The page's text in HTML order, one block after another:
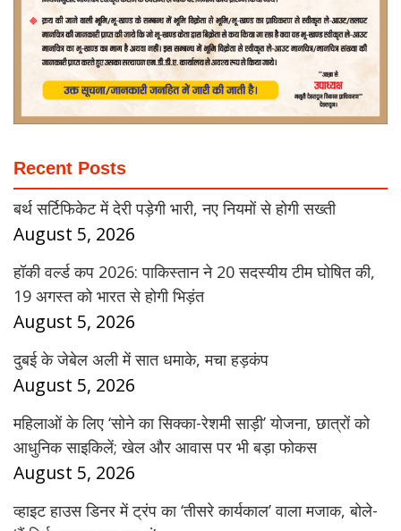
Recent Posts
बर्थ सर्टिफिकेट में देरी पड़ेगी भारी, नए नियमों से होगी सख्ती
August 5, 2026
हॉकी वर्ल्ड कप 2026: पाकिस्तान ने 20 सदस्यीय टीम घोषित की,
19 अगस्त को भारत से होगी भिड़ंत
August 5, 2026
दुबई के जेबेल अली में सात धमाके, मचा हड़कंप
August 5, 2026
महिलाओं के लिए ‘सोने का सिक्का-रेशमी साड़ी’ योजना, छात्रों को
आधुनिक साइकिलें; खेल और आवास पर भी बड़ा फोकस
August 5, 2026
व्हाइट हाउस डिनर में ट्रंप का ‘तीसरे कार्यकाल’ वाला मजाक, बोले-